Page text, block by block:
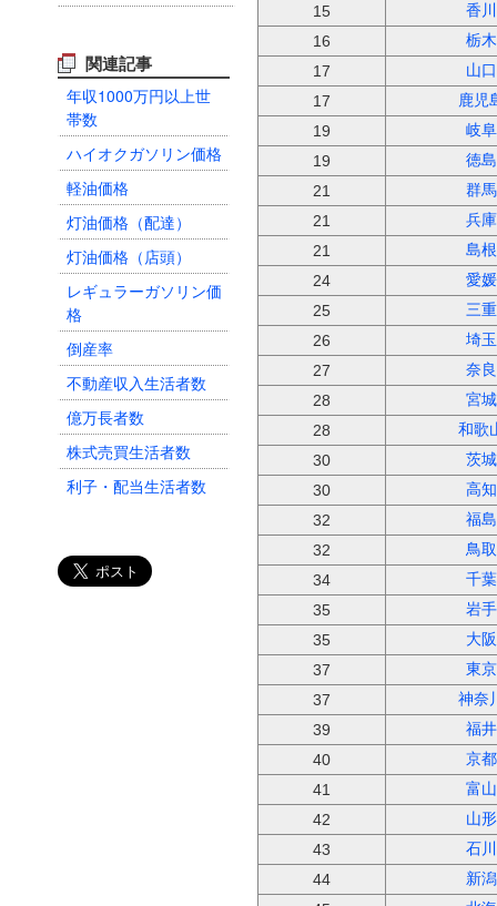
関連記事
年収1000万円以上世
帯数
ハイオクガソリン価格
軽油価格
灯油価格（配達）
灯油価格（店頭）
レギュラーガソリン価
格
倒産率
不動産収入生活者数
億万長者数
株式売買生活者数
利子・配当生活者数
消費者物価地域差指数
（教養娯楽）
15
香
16
栃
17
山
17
鹿児
19
岐
19
徳
21
群
21
兵
21
島
24
愛
25
三
26
埼
27
奈
28
宮
28
和歌
30
茨
30
高
32
福
32
鳥
34
千
35
岩
35
大
37
東
37
神奈
39
福
40
京
41
富
42
山
43
石
44
新